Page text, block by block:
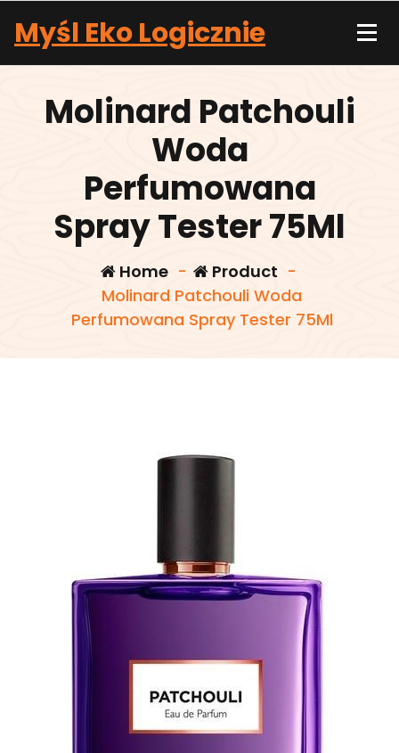
content
Myśl Eko Logicznie
Molinard Patchouli
Woda
Perfumowana
Spray Tester 75Ml
Home- Product -
Molinard Patchouli Woda
Perfumowana Spray Tester 75Ml